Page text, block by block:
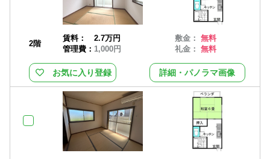
2階
賃料：
2.7万円
管理費： 1,000円
敷金：無料
礼金：無料
お気に入り登録 詳細・パノラマ画像